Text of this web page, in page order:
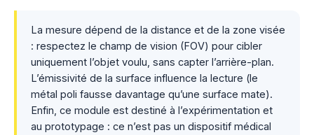
La mesure dépend de la distance et de la zone visée
: respectez le champ de vision (FOV) pour cibler
uniquement l’objet voulu, sans capter l’arrière-plan.
L’émissivité de la surface influence la lecture (le
métal poli fausse davantage qu’une surface mate).
Enfin, ce module est destiné à l’expérimentation et
au prototypage : ce n’est pas un dispositif médical